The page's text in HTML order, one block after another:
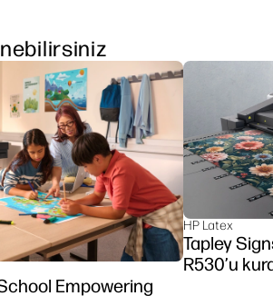
Empowering
HP Latex
Tapley
R530’u